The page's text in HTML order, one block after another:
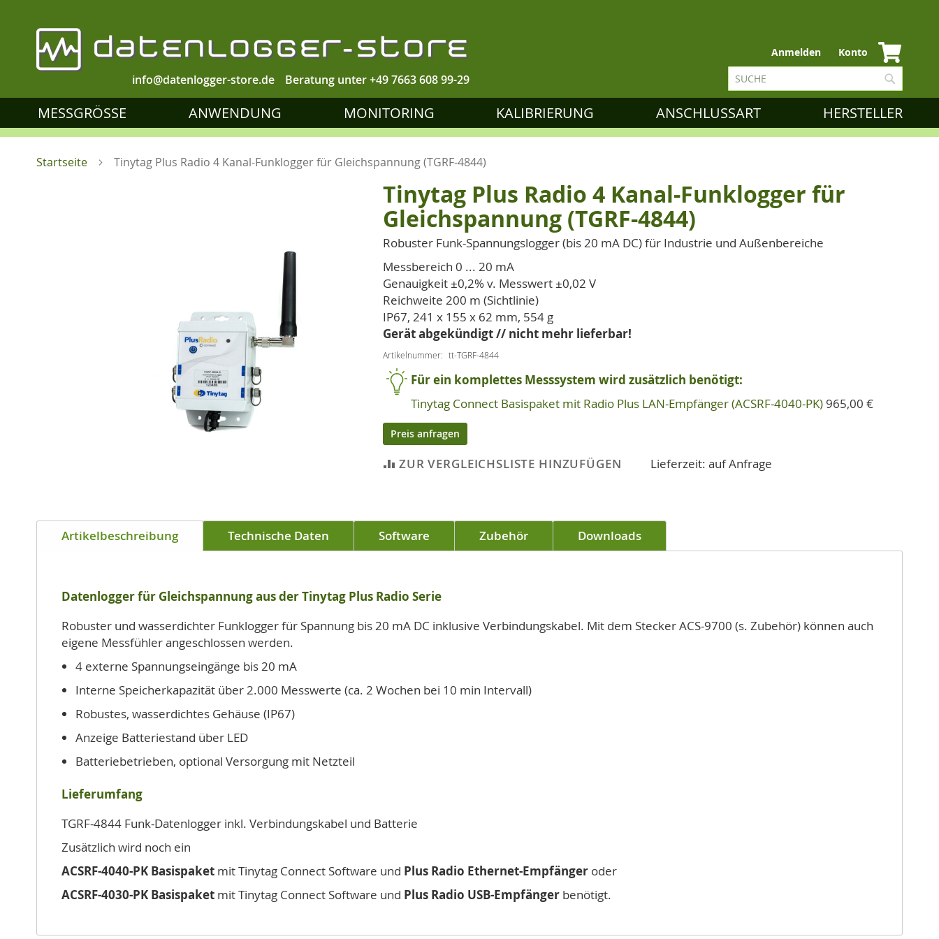
Beratung unter+49 7663 608 99-29
info@datenlogger-store.de
Zum
Inhalt
springen
Anmelden Konto
Suche
MESSGRÖSSE ANWENDUNG MONITORING KALIBRIERUNG ANSCHLUSSART HERSTELLER
Startseite Tinytag Plus Radio 4 Kanal-Funklogger für Gleichspannung (TGRF-4844)
Anfang
Tinytag Plus Radio 4 Kanal-Funklogger für
Gleichspannung (TGRF-4844)
Robuster Funk-Spannungslogger (bis 20 mA DC) für Industrie und Außenbereiche
Messbereich 0 ... 20 mA
Genauigkeit ±0,2% v. Messwert ±0,02 V
Reichweite 200 m (Sichtlinie)
IP67, 241 x 155 x 62 mm, 554 g
Gerät abgekündigt // nicht mehr lieferbar!
Artikelnummer tt-TGRF-4844
Für ein komplettes Messsystem wird zusätzlich benötigt:
Tinytag Connect Basispaket mit Radio Plus LAN-Empfänger (ACSRF-4040-PK) 965,00 €
Preis anfragen
ZUR VERGLEICHSLISTE HINZUFÜGEN Lieferzeit: auf Anfrage
Artikelbeschreibung Technische Daten Software Zubehör Downloads
Datenlogger für Gleichspannung aus der Tinytag Plus Radio Serie
Robuster und wasserdichter Funklogger für Spannung bis 20 mA DC inklusive Verbindungskabel. Mit dem Stecker ACS-9700 (s. Zubehör) können auch
eigene Messfühler angeschlossen werden.
4 externe Spannungseingänge bis 20 mA
Interne Speicherkapazität über 2.000 Messwerte (ca. 2 Wochen bei 10 min Intervall)
Robustes, wasserdichtes Gehäuse (IP67)
Anzeige Batteriestand über LED
Batteriebetrieben, optional Versorgung mit Netzteil
Lieferumfang
TGRF-4844 Funk-Datenlogger inkl. Verbindungskabel und Batterie
Zusätzlich wird noch ein
ACSRF-4040-PK Basispaket mit Tinytag Connect Software und Plus Radio Ethernet-Empfänger oder
ACSRF-4030-PK Basispaket mit Tinytag Connect Software und Plus Radio USB-Empfänger benötigt.